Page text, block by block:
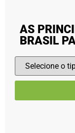
AS
BRASIL